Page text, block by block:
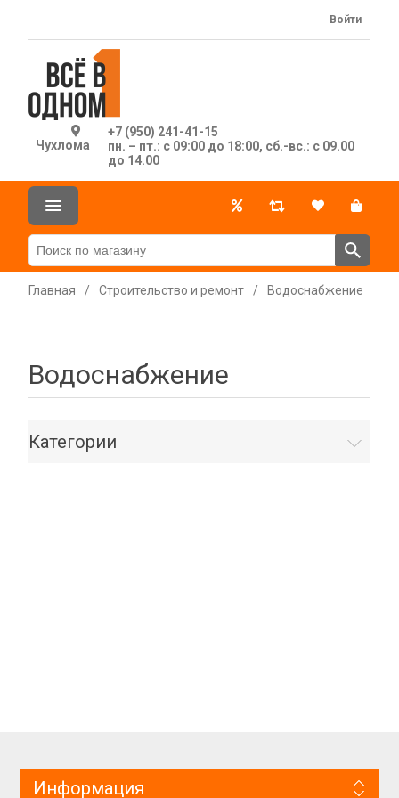
Чухлома
+7 (950) 241-41-15
пн. – пт.: с 09:00 до 18:00, сб.-вс.: с 09.00
до 14.00
Войти
Главная / Строительство и ремонт / Водоснабжение
Водоснабжение
Категории
Информация